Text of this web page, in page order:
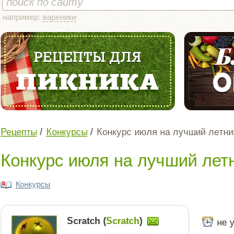
например: вареники
Рецепты Конкурсы Конкурс июля на лучший
Конкурс июля на лучший
Конкурсы
Scratch (Scratch) не